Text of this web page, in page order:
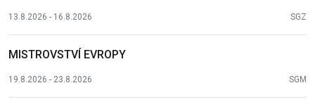
13.8.2026 - 16.8.2026 SGZ
MISTROVSTVÍ EVROPY
19.8.2026 - 23.8.2026 SGM